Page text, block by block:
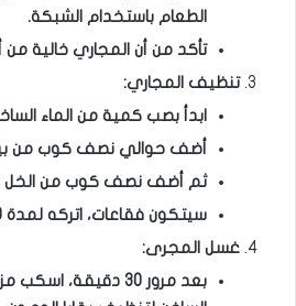
الطعام باستخدام الشبكة.
تأكد من أن المجاري خالية
تنظيف المجاري:
ابدأ بصب كمية من الماء
أضف حوالي نصف كوب من
ثم أضف نصف كوب من الخل
سيتكون فقاعات، اتركه لمدة 30 دقيقة.
غسل المجرى:
بعد مرور 30 دقيقة،